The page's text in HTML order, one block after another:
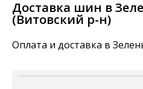
Доставка шин в
(Витовский р-н)
Оплата и доставка в